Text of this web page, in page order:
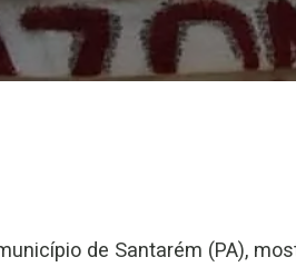
de Santarém (PA),